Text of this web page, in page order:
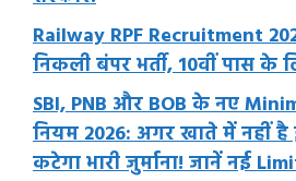
Railway RPF Recruitment
निकली बंपर भर्ती, 10वीं पास के
SBI, PNB और BOB के नए
नियम 2026: अगर खाते में नहीं है
कटेगा भारी जुर्माना! जानें नई